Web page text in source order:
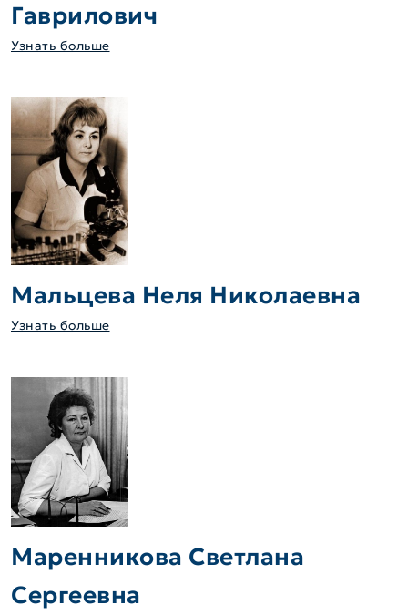
Гаврилович
Узнать больше
Мальцева Неля Николаевна
Узнать больше
Маренникова Светлана
Сергеевна